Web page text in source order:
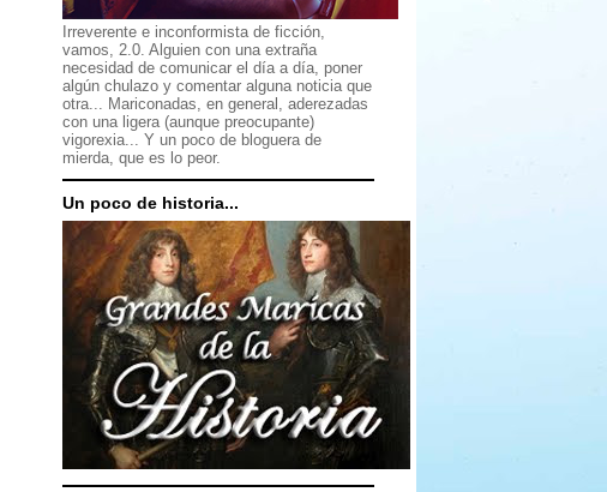
Irreverente e inconformista de ficción,
vamos, 2.0. Alguien con una extraña
necesidad de comunicar el día a día, poner
algún chulazo y comentar alguna noticia que
otra... Mariconadas, en general, aderezadas
con una ligera (aunque preocupante)
vigorexia... Y un poco de bloguera de
mierda, que es lo peor.
Un poco de historia...